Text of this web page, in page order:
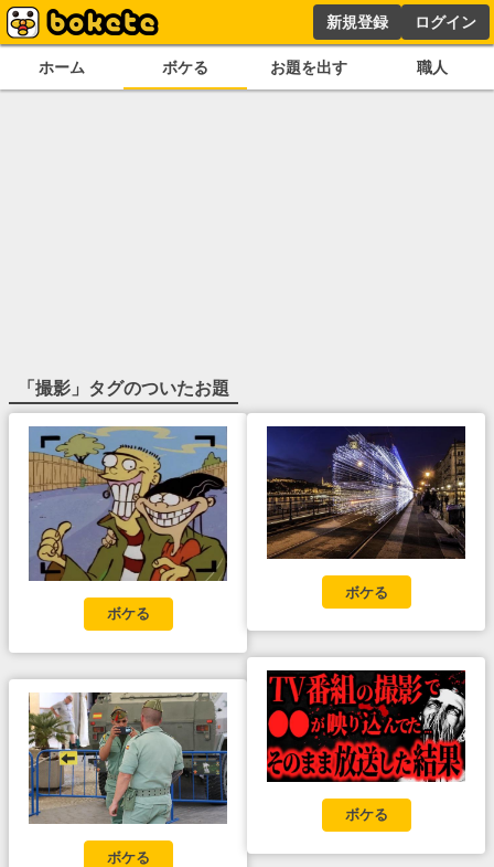
新規登録 ログイン
ホーム ボケる お題を出す 職人
「撮影 」タグのついたお題
ボケる
ボケる
ボケる
ボケる